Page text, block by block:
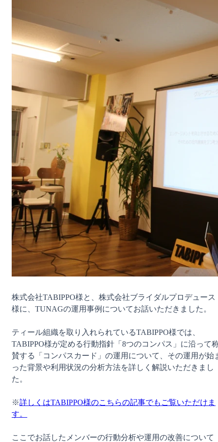
株式会社TABIPPO様と、株式会社ブライダルプロデュース
様に、TUNAGの運用事例についてお話いただきました。
ティール組織を取り入れられているTABIPPO様では、
TABIPPO様が定める行動指針「8つのコンパス」に沿って
賛する「コンパスカード」の運用について、その運用が始
った背景や利用状況の分析方法を詳しく解説いただきまし
た。
※詳しくはTABIPPO様のこちらの記事でもご覧いただけま
す。
ここでお話したメンバーの行動分析や運用の改善について